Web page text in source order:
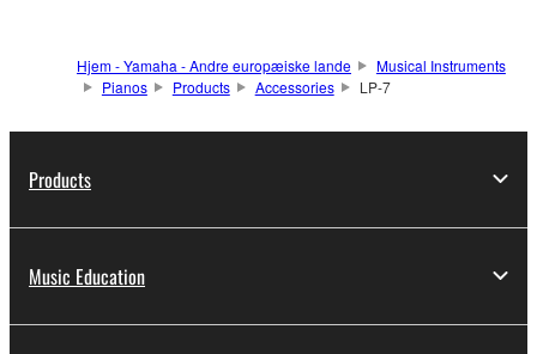
Hjem - Yamaha - Andre europæiske lande
Musical Instruments
Pianos
Products Accessories LP-7
Products
Music Education